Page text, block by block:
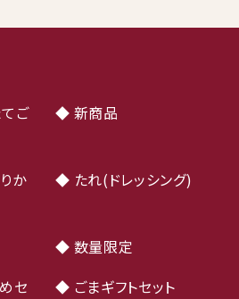
ご
◆ 新商品
か
◆ たれ(ドレッシング)
◆ 数量限定
セ
◆ ごまギフトセット